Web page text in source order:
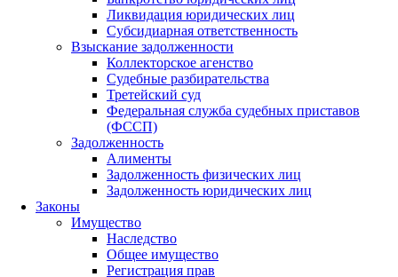
Ликвидация юридических лиц
Субсидиарная ответственность
Взыскание задолженности
Коллекторское агенство
Судебные разбирательства
Третейский суд
Федеральная служба судебных приставов
(ФССП)
Задолженность
Алименты
Задолженность физических лиц
Задолженность юридических лиц
Законы
Имущество
Наследство
Общее имущество
Регистрация прав